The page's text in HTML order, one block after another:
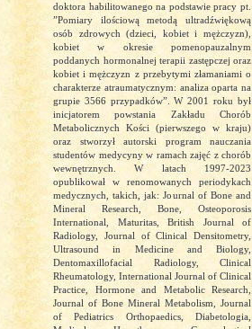
doktora habilitowanego na podstawie pracy pt.
”Pomiary ilościową metodą ultradźwiękową
osób zdrowych (dzieci, kobiet i mężczyzn),
kobiet w okresie pomenopauzalnym
poddanych hormonalnej terapii zastępczej oraz
kobiet i mężczyzn z przebytymi złamaniami o
charakterze atraumatycznym: analiza oparta na
grupie 3566 przypadków”. W 2001 roku był
inicjatorem powstania Zakładu Chorób
Metabolicznych Kości (pierwszego w kraju)
oraz stworzył autorski program nauczania
studentów medycyny w ramach zajęć z chorób
wewnętrznych. W latach 1997-2023
opublikował w renomowanych periodykach
medycznych, takich, jak: Journal of Bone and
Mineral Research, Bone, Osteoporosis
International, Maturitas, British Journal of
Radiology, Journal of Clinical Densitometry,
Ultrasound in Medicine and Biology,
Dentomaxillofacial Radiology, Clinical
Rheumatology, International Journal of Clinical
Practice, Hormone and Metabolic Research,
Journal of Bone Mineral Metabolism, Journal
of Pediatrics Orthopaedics, Diabetologia,